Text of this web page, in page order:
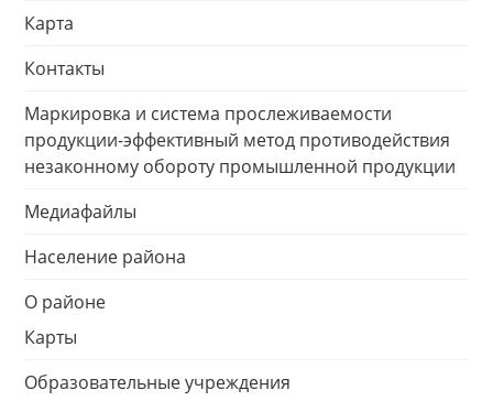
Карта
Контакты
Маркировка и система прослеживаемости
продукции-эффективный метод противодействия
незаконному обороту промышленной продукции
Медиафайлы
Население района
О районе
Карты
Образовательные учреждения